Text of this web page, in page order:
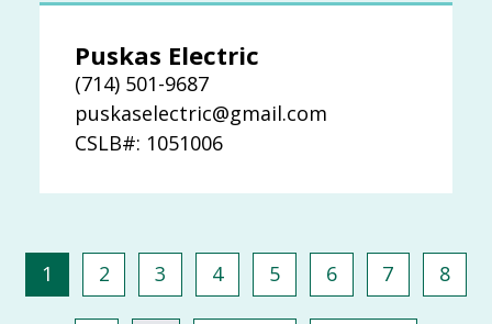
Puskas Electric
(714) 501-9687
puskaselectric@gmail.com
CSLB#: 1051006
页面
1 页面
2 页面
3 页面
4 页面
5 页面
6 页面
7 页面
8